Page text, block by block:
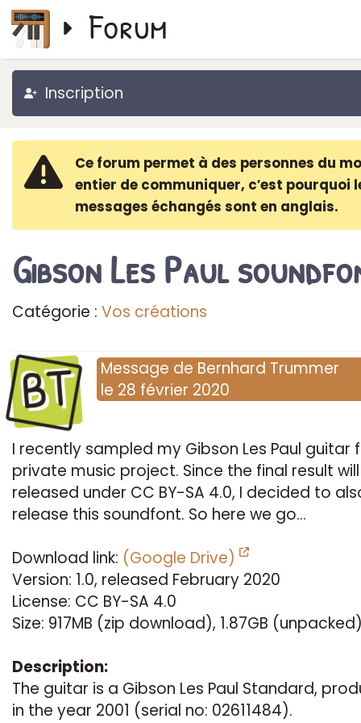
Forum
Inscription
Ce forum permet à des personnes du
entier de communiquer, c′est pourquoi
messages échangés sont en anglais.
Gibson Les Paul
Catégorie : Vos créations
BT Message de Bernhard Trummer
le 28 février 2020
I recently sampled my Gibson Les Paul guitar
private music project. Since the final result
released under CC BY-SA 4.0, I decided to
release this soundfont. So here we go...
Download link: (Google Drive)
Version: 1.0, released February 2020
License: CC BY-SA 4.0
Size: 917MB (zip download), 1.87GB
Description:
The guitar is a Gibson Les Paul Standard,
in the year 2001 (serial no: 02611484).